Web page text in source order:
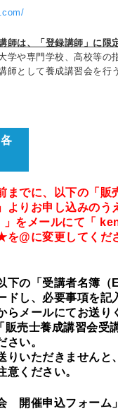
師は、「登録講師」に限
学や専門学校、高校等の
師として養成講習会を行
までに、以下の「
よりお申し込みのう
」をメールにて「
を@に変更してくだ
下の「受講者名簿（
ドし、必要事項を記
らメールにてお送り
販売士養成講習会受
さい。
りいただきませんと
意ください。
開催申込フォーム」